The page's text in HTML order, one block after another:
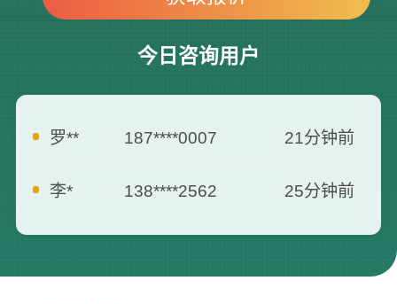
今日咨询用户
曾** 135****3795 5分钟前